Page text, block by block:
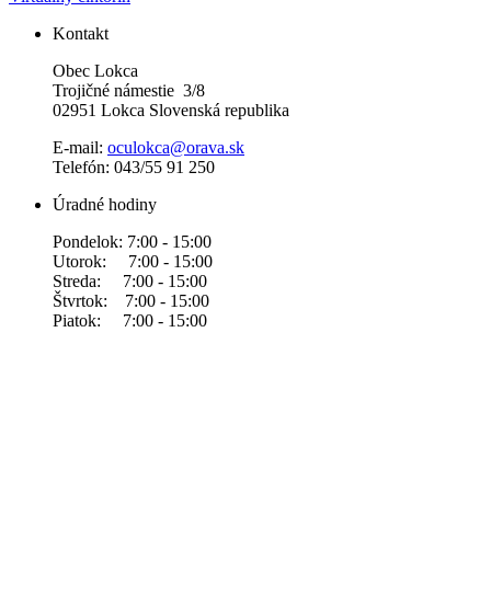
Kontakt
Obec Lokca
Trojičné námestie 3/8
02951 Lokca Slovenská republika
E-mail: oculokca@orava.sk
Telefón: 043/55 91 250
Úradné hodiny
Pondelok: 7:00 - 15:00
Utorok: 7:00 - 15:00
Streda: 7:00 - 15:00
Štvrtok: 7:00 - 15:00
Piatok: 7:00 - 15:00